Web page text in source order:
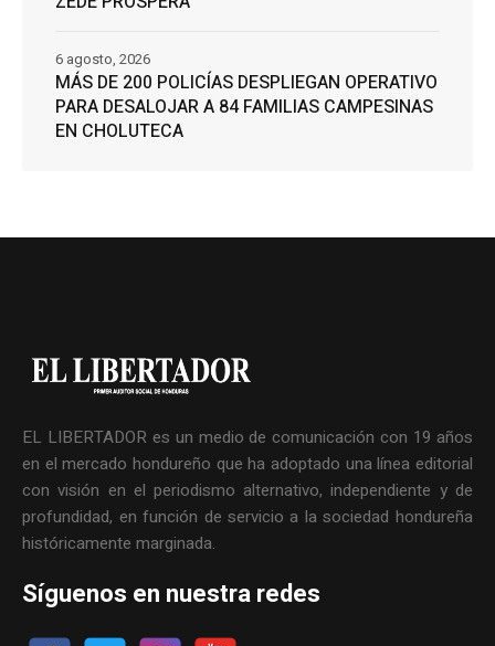
MÁS DE 200 POLICÍAS DESPLIEGAN OPERATIVO
PARA DESALOJAR A 84 FAMILIAS CAMPESINAS
EN CHOLUTECA
6 agosto, 2026
EL LIBERTADOR es un medio de comunicación con 19 años
en el mercado hondureño que ha adoptado una línea editorial
con visión en el periodismo alternativo, independiente y de
profundidad, en función de servicio a la sociedad hondureña
históricamente marginada.
Síguenos en nuestra redes